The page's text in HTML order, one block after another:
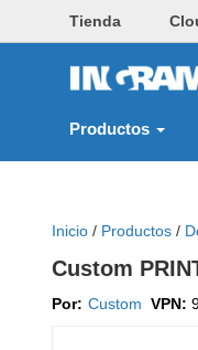
Tienda
Productos
Inicio / Productos /
Custom
Por: Custom VPN: